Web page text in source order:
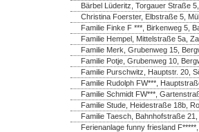
Bärbel Lüderitz, Torgauer Straße
Christina Foerster, Elbstraße 5,
Familie Finke F ***, Birkenweg 5,
Familie Hempel, Mittelstraße 5a,
Familie Merk, Grubenweg 15,
Familie Potje, Grubenweg 10,
Familie Purschwitz, Hauptstr. 20,
Familie Rudolph FW***,
Familie Schmidt FW***,
Familie Stude, Heidestraße 18b,
Familie Taesch, Bahnhofstraße 21,
Ferienanlage funny friesland